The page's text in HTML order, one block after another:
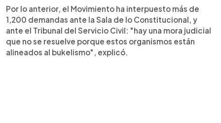
Por lo anterior, el Movimiento ha interpuesto más de
1,200 demandas ante la Sala de lo Constitucional, y
ante el Tribunal del Servicio Civil: "hay una mora judicial
que no se resuelve porque estos organismos están
alineados al bukelismo", explicó.